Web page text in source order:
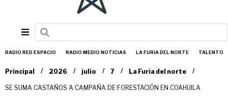
RADIO RED ESPACIO RADIO MEDIO NOTICIAS LA FURIA DEL NORTE TALENTO
Principal / 2026 / julio / 7 / La Furia del norte /
SE SUMA CASTAÑOS A CAMPAÑA DE FORESTACIÓN EN COAHUILA